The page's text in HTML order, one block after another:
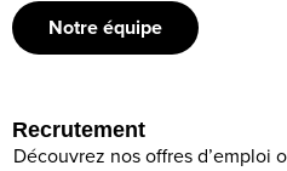
Notre équipe
Recrutement
Découvrez nos offres d’emploi